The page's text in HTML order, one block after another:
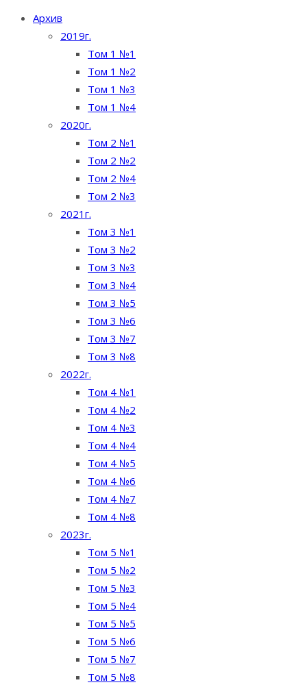
Архив
2019г.
Том 1 №1
Том 1 №2
Том 1 №3
Том 1 №4
2020г.
Том 2 №1
Том 2 №2
Том 2 №4
Том 2 №3
2021г.
Том 3 №1
Том 3 №2
Том 3 №3
Том 3 №4
Том 3 №5
Том 3 №6
Том 3 №7
Том 3 №8
2022г.
Том 4 №1
Том 4 №2
Том 4 №3
Том 4 №4
Том 4 №5
Том 4 №6
Том 4 №7
Том 4 №8
2023г.
Том 5 №1
Том 5 №2
Том 5 №3
Том 5 №4
Том 5 №5
Том 5 №6
Том 5 №7
Том 5 №8